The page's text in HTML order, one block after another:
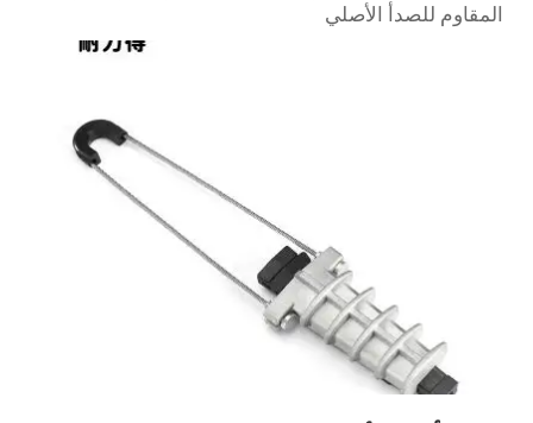
المقاوم للصدأ الأصلي